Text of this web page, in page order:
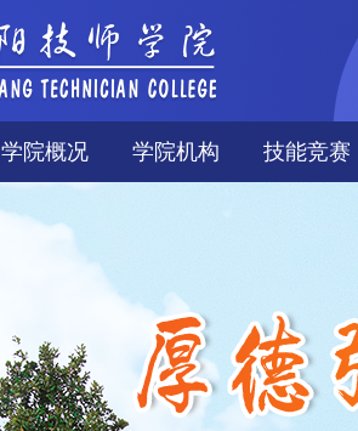
学院概况
学院风光
学院机构 技能竞赛
职教活动周